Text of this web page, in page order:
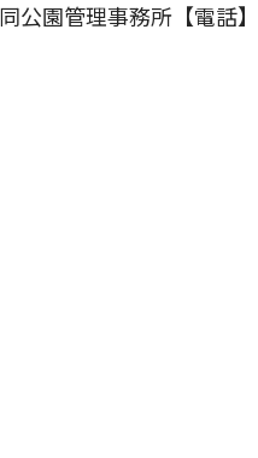
園管理事務所【電話】